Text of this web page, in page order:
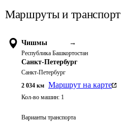
Маршруты и транспорт
Чишмы →
Республика Башкортостан
Санкт-Петербург
Санкт-Петербург
2 034 км Маршрут на карте
Кол-во машин: 1
Варианты транспорта